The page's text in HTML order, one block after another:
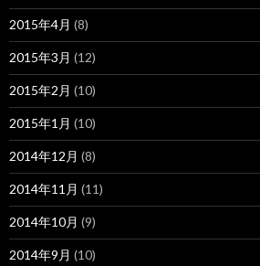
2015年4月 (8)
2015年3月 (12)
2015年2月 (10)
2015年1月 (10)
2014年12月 (8)
2014年11月 (11)
2014年10月 (9)
2014年9月 (10)